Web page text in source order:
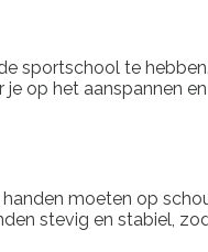
sportschool te
op het aanspannen
moeten op
stevig en stabiel,